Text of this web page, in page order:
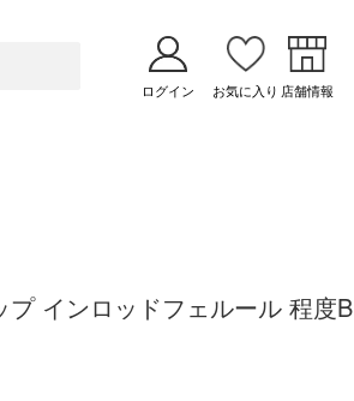
ログイン お気に入り 店舗情報
インロッドフェルール 程度B